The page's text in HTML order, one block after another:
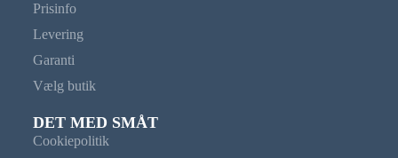
Prisinfo
Levering
Garanti
Vælg butik
DET MED SMÅT
Cookiepolitik